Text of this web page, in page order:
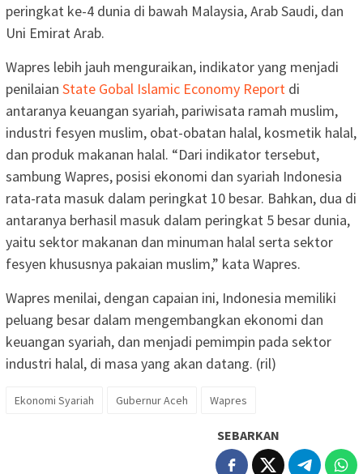
peringkat ke-4 dunia di bawah Malaysia, Arab Saudi, dan
Uni Emirat Arab.
Wapres lebih jauh menguraikan, indikator yang menjadi
penilaian State Gobal Islamic Economy Report di
antaranya keuangan syariah, pariwisata ramah muslim,
industri fesyen muslim, obat-obatan halal, kosmetik halal,
dan produk makanan halal. “Dari indikator tersebut,
sambung Wapres, posisi ekonomi dan syariah Indonesia
rata-rata masuk dalam peringkat 10 besar. Bahkan, dua di
antaranya berhasil masuk dalam peringkat 5 besar dunia,
yaitu sektor makanan dan minuman halal serta sektor
fesyen khususnya pakaian muslim,” kata Wapres.
Wapres menilai, dengan capaian ini, Indonesia memiliki
peluang besar dalam mengembangkan ekonomi dan
keuangan syariah, dan menjadi pemimpin pada sektor
industri halal, di masa yang akan datang. (ril)
Ekonomi Syariah Gubernur Aceh Wapres
SEBARKAN